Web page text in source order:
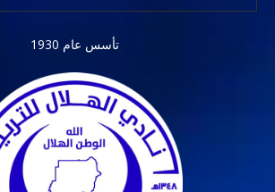
تأسس عام 1930